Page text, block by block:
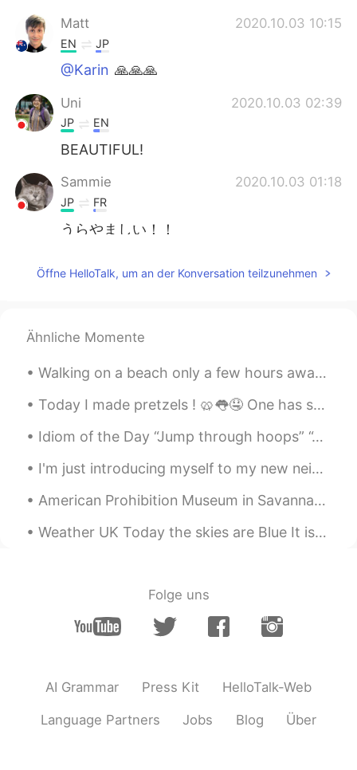
Matt 2020.10.03 10:15
EN JP
@Karin 🙏🙏🙏
Uni 2020.10.03 02:39
JP EN
BEAUTIFUL!
Sammie 2020.10.03 01:18
JP FR
うらやましい！！
JP ES
Karin
Öffne HelloTalk, um an der Konversation teilzunehmen
Ähnliche Momente
Walking on a beach only a few hours away from the city. I am the only one walking no one is aroun...
Today I made pretzels ! 🥨👅🤤 One has sugar, the other one is just salt 今日はプレッツェルを作りました！ 1つは砂糖、もう...
Idiom of the Day “Jump through hoops” “Jumping through hoops” is a circus term when animals lit...
I'm just introducing myself to my new neighbor this spring. A hawk has decided to live next to my...
American Prohibition Museum in Savannah, Georgia. The first and only museum in the United State...
Weather UK Today the skies are Blue It is cold But our “Lockdown Blues” seem to be dissipating a...
Folge uns
AI Grammar Press Kit HelloTalk-Web
Language Partners Jobs Blog Über